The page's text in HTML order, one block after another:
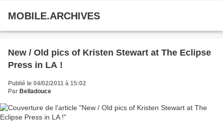
MOBILE.ARCHIVES
New / Old pics of Kristen Stewart at The Eclipse
Press in LA !
Publié le 04/02/2011 à 15:02
Par Belladouce